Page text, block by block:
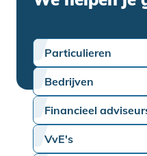
Particulieren
Bedrijven
Financieel
VvE's